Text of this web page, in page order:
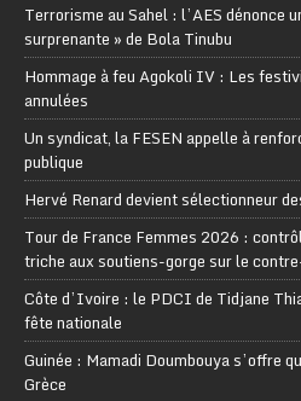
Terrorisme au Sahel : l’AES dénonce
surprenante » de Bola Tinubu
Hommage à feu Agokoli IV : Les
annulées
Un syndicat, la FESEN appelle à
publique
Hervé Renard devient sélectionneur
Tour de France Femmes 2026 :
triche aux soutiens-gorge sur le
Côte d’Ivoire : le PDCI de Tidjane
fête nationale
Guinée : Mamadi Doumbouya s’offre
Grèce